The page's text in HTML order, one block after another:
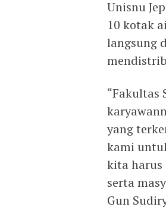
Unisnu
10 kotak
langsung
“Fakultas
yang
kami
kita harus
serta
Gun